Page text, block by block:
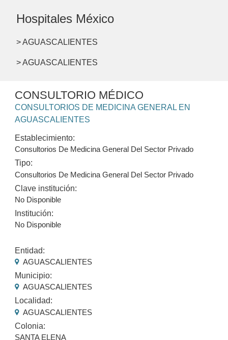
Hospitales México
> AGUASCALIENTES
> AGUASCALIENTES
CONSULTORIO MÉDICO
CONSULTORIOS DE MEDICINA GENERAL EN
AGUASCALIENTES
Establecimiento:
Consultorios De Medicina General Del Sector Privado
Tipo:
Consultorios De Medicina General Del Sector Privado
Clave institución:
No Disponible
Institución:
No Disponible
Entidad:
AGUASCALIENTES
Municipio:
AGUASCALIENTES
Localidad:
AGUASCALIENTES
Colonia:
SANTA ELENA